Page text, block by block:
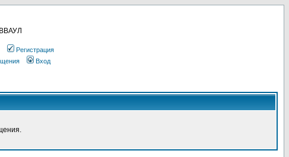
Регистрация
Вход